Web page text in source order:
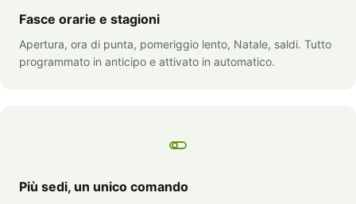
Fasce orarie e stagioni
Apertura, ora di punta, pomeriggio lento, Natale, saldi. Tutto
programmato in anticipo e attivato in automatico.
Più sedi, un unico comando